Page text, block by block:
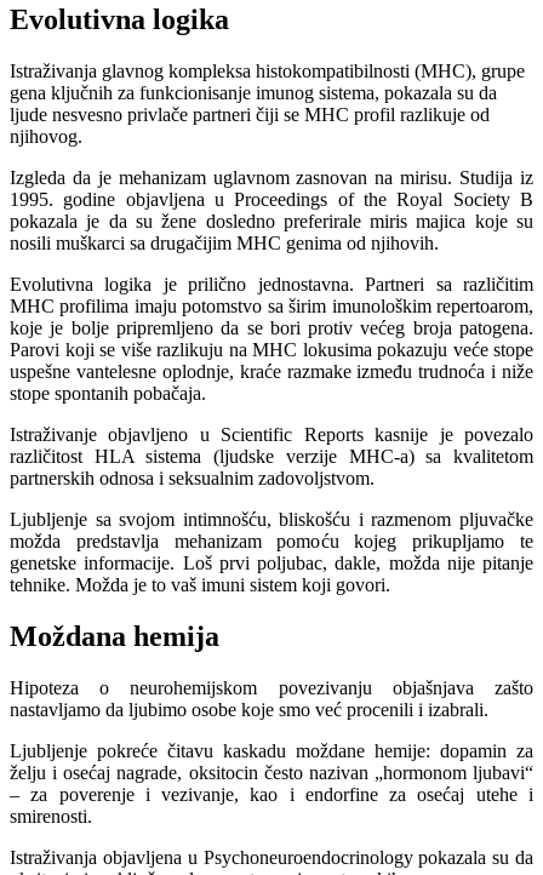
Evolutivna logika
Istraživanja glavnog kompleksa histokompatibilnosti (MHC), grupe
gena ključnih za funkcionisanje imunog sistema, pokazala su da
ljude nesvesno privlače partneri čiji se MHC profil razlikuje od
njihovog.
Izgleda da je mehanizam uglavnom zasnovan na mirisu. Studija iz
1995. godine objavljena u Proceedings of the Royal Society B
pokazala je da su žene dosledno preferirale miris majica koje su
nosili muškarci sa drugačijim MHC genima od njihovih.
Evolutivna logika je prilično jednostavna. Partneri sa različitim
MHC profilima imaju potomstvo sa širim imunološkim repertoarom,
koje je bolje pripremljeno da se bori protiv većeg broja patogena.
Parovi koji se više razlikuju na MHC lokusima pokazuju veće stope
uspešne vantelesne oplodnje, kraće razmake između trudnoća i niže
stope spontanih pobačaja.
Istraživanje objavljeno u Scientific Reports kasnije je povezalo
različitost HLA sistema (ljudske verzije MHC-a) sa kvalitetom
partnerskih odnosa i seksualnim zadovoljstvom.
Ljubljenje sa svojom intimnošću, bliskošću i razmenom pljuvačke
možda predstavlja mehanizam pomoću kojeg prikupljamo te
genetske informacije. Loš prvi poljubac, dakle, možda nije pitanje
tehnike. Možda je to vaš imuni sistem koji govori.
Moždana hemija
Hipoteza o neurohemijskom povezivanju objašnjava zašto
nastavljamo da ljubimo osobe koje smo već procenili i izabrali.
Ljubljenje pokreće čitavu kaskadu moždane hemije: dopamin za
želju i osećaj nagrade, oksitocin često nazivan „hormonom ljubavi“
– za poverenje i vezivanje, kao i endorfine za osećaj utehe i
smirenosti.
Istraživanja objavljena u Psychoneuroendocrinology pokazala su da